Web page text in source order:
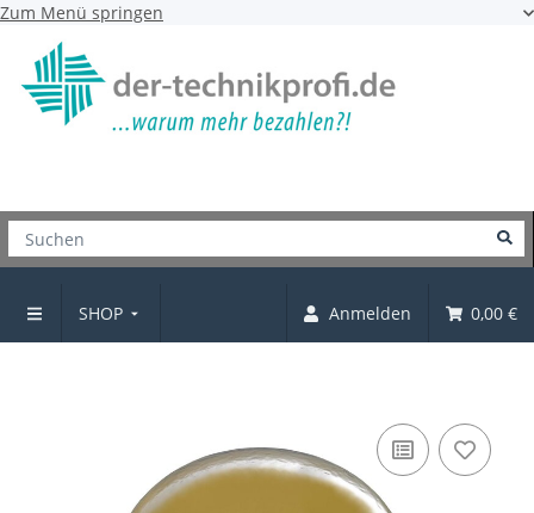
Zum Menü springen
SHOP Anmelden 0,00 €
Knopf